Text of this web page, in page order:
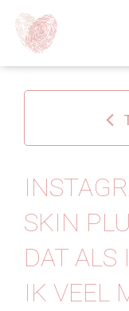
SKIN
DAT ALS
IK VEEL